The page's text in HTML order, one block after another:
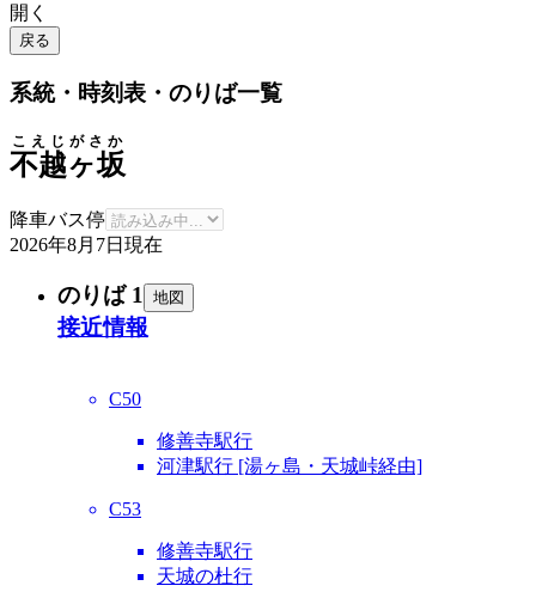
開く
戻る
系統・時刻表・のりば一覧
不越ヶ坂
こえじがさか
降車バス停
2026年8月7日 現在
のりば 1 地図
接近情報
C50
修善寺駅行
河津駅行 [湯ヶ島・天城峠経由]
C53
修善寺駅行
天城の杜行